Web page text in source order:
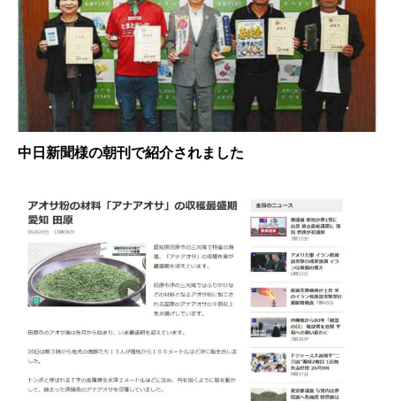
中日新聞様の朝刊で紹介されました